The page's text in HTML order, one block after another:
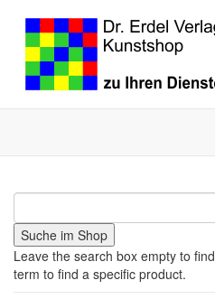
Leave the search box empty to
term to find a specific product.